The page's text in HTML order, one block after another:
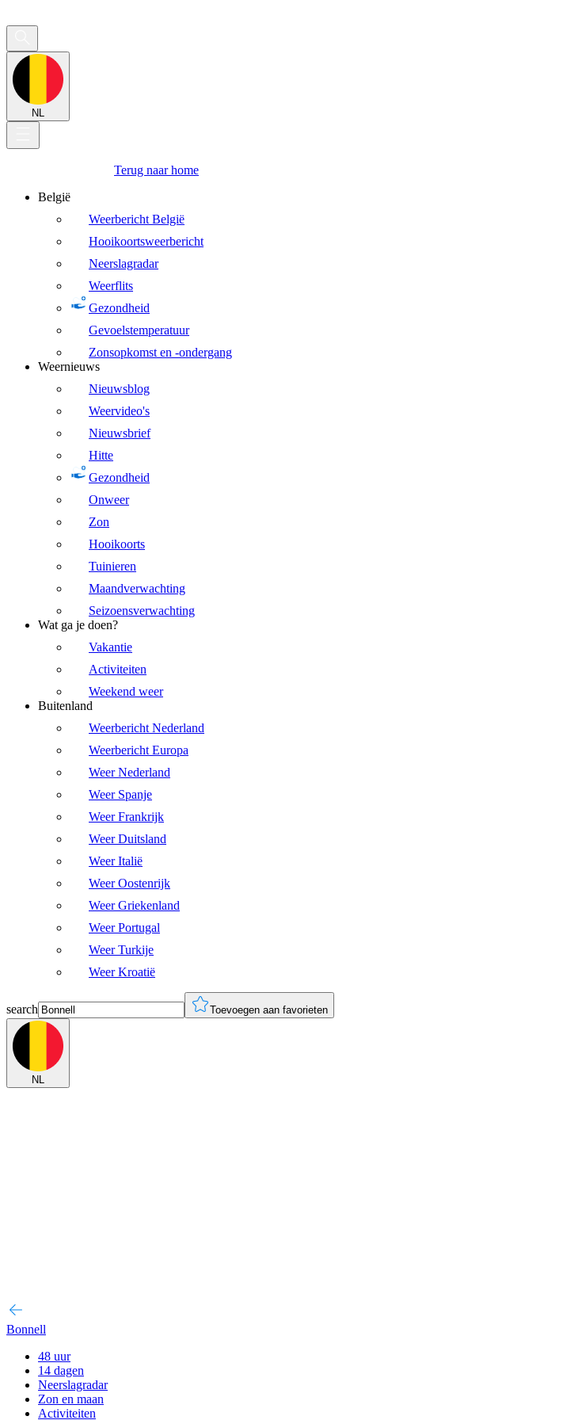
NL
Terug naar home
België
Weerbericht België
Hooikoortsweerbericht
Neerslagradar
Weerflits
Gezondheid
Gevoelstemperatuur
Zonsopkomst en -ondergang
Weernieuws
Nieuwsblog
Weervideo's
Nieuwsbrief
Hitte
Gezondheid
Onweer
Zon
Hooikoorts
Tuinieren
Maandverwachting
Seizoensverwachting
Wat ga je doen?
Vakantie
Activiteiten
Weekend weer
Buitenland
Weerbericht Nederland
Weerbericht Europa
Weer Nederland
Weer Spanje
Weer Frankrijk
Weer Duitsland
Weer Italië
Weer Oostenrijk
Weer Griekenland
Weer Portugal
Weer Turkije
Weer Kroatië
search Toevoegen aan favorieten
NL
Bonnell
48 uur
14 dagen
Neerslagradar
Zon en maan
Activiteiten